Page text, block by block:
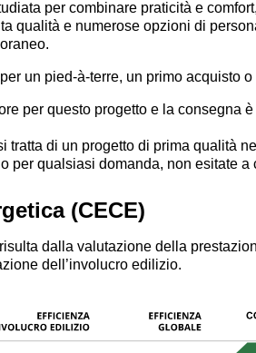
per combinare praticità e
qualità e numerose opzioni di
un pied-à-terre, un primo acquisto
per questo progetto e la consegna
tratta di un progetto di prima qualità
per qualsiasi domanda, non esitate a
(CECE)
risulta dalla valutazione della
dell’involucro edilizio.